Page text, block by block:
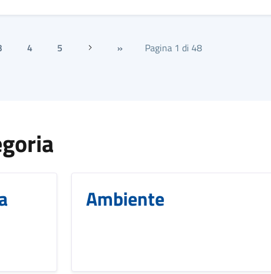
4 5 Successiva
» Pagina 1 di 48
Ambiente